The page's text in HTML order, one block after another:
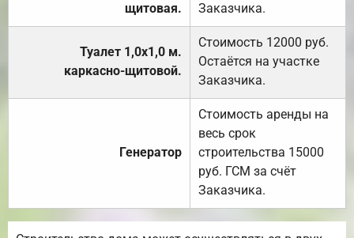
щитовая.
Заказчика.
Туалет 1,0х1,0 м.
каркасно-щитовой.
Стоимость 12000 руб.
Остаётся на участке
Заказчика.
Генератор
Стоимость аренды на
весь срок
строительства 15000
руб. ГСМ за счёт
Заказчика.